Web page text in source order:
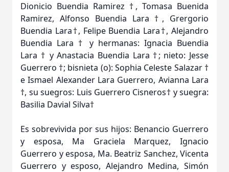
Dionicio Buendia Ramirez †, Tomasa Buenida
Ramirez, Alfonso Buendia Lara †, Grergorio
Buendia Lara†, Felipe Buendia Lara†, Alejandro
Buendia Lara † y hermanas: Ignacia Buendia
Lara † y Anastacia Buendia Lara †; nieto: Jesse
Guerrero †; bisnieta (o): Sophia Celeste Salazar †
e Ismael Alexander Lara Guerrero, Avianna Lara
†, su suegros: Luis Guerrero Cisneros† y suegra:
Basilia Davial Silva†
Es sobrevivida por sus hijos: Benancio Guerrero
y esposa, Ma Graciela Marquez, Ignacio
Guerrero y esposa, Ma. Beatriz Sanchez, Vicenta
Guerrero y esposo, Alejandro Medina, Simón